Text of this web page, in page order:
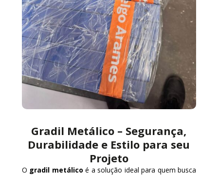
Gradil Metálico – Segurança,
Durabilidade e Estilo para seu
Projeto
O gradil metálico é a solução ideal para quem busca